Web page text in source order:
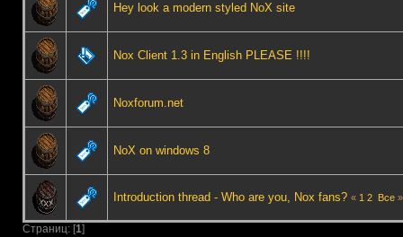
Hey look a modern styled NoX site
Nox Client 1.3 in English PLEASE !!!!
Noxforum.net
NoX on windows 8
Introduction thread - Who are you, Nox fans? « 1 2 Все»
Страниц: [1]